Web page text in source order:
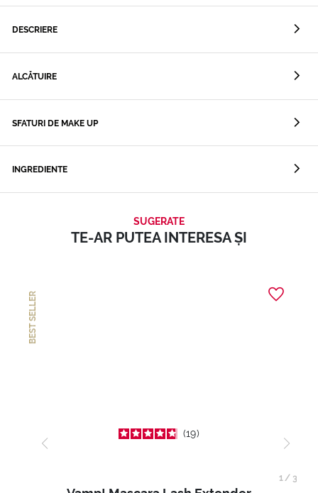
DESCRIERE
ALCĂTUIRE
SFATURI DE MAKE UP
INGREDIENTE
SUGERATE
TE-AR PUTEA INTERESA ȘI
BEST SELLER
19
1/ 3